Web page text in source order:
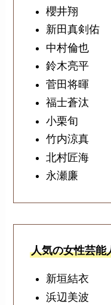
櫻井翔
新田真剣佑
中村倫也
鈴木亮平
菅田将暉
福士蒼汰
小栗旬
竹内涼真
北村匠海
永瀬廉
人気の女性芸能
新垣結衣
浜辺美波